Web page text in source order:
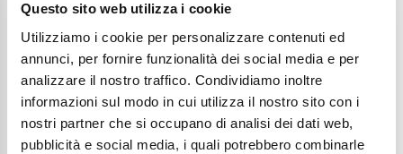
Questo sito web utilizza i cookie
Utilizziamo i cookie per personalizzare contenuti ed
annunci, per fornire funzionalità dei social media e per
analizzare il nostro traffico. Condividiamo inoltre
informazioni sul modo in cui utilizza il nostro sito con i
nostri partner che si occupano di analisi dei dati web,
pubblicità e social media, i quali potrebbero combinarle